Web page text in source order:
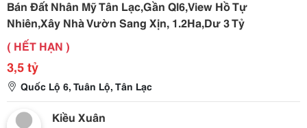
Bán Đất Nhân Mỹ Tân Lạc,Gần Ql6,View Hồ Tự
Nhiên,Xây Nhà Vườn Sang Xịn, 1.2Ha,Dư 3 Tỷ
( HẾT HẠN )
3,5 tỷ
Quốc Lộ 6, Tuân Lộ, Tân Lạc
Kiều Xuân